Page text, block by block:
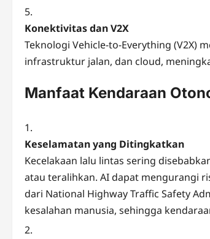
Konektivitas dan V2X
Teknologi Vehicle-to-Everything (V2X)
infrastruktur jalan, dan cloud,
Manfaat Kendaraan
Keselamatan yang Ditingkatkan
Kecelakaan lalu lintas sering
atau teralihkan. AI dapat mengurangi
dari National Highway Traffic Safety
kesalahan manusia, sehingga